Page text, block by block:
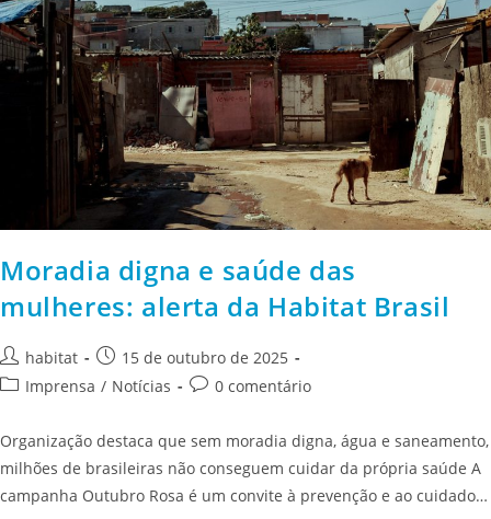
Moradia digna e saúde das
mulheres: alerta da Habitat Brasil
habitat
15 de outubro de 2025
Imprensa / Notícias 0 comentário
Organização destaca que sem moradia digna, água e saneamento,
milhões de brasileiras não conseguem cuidar da própria saúde A
campanha Outubro Rosa é um convite à prevenção e ao cuidado…